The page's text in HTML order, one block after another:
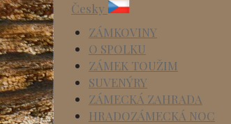
Česky
ZÁMKOVINY
O SPOLKU
ZÁMEK TOUŽIM
SUVENÝRY
ZÁMECKÁ ZAHRADA
HRADOZÁMECKÁ NOC